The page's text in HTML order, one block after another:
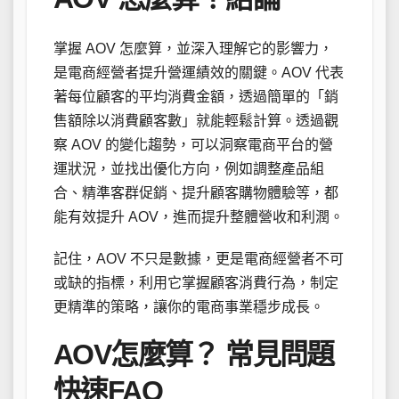
掌握 AOV 怎麼算，並深入理解它的影響力，
是電商經營者提升營運績效的關鍵。AOV 代表
著每位顧客的平均消費金額，透過簡單的「銷
售額除以消費顧客數」就能輕鬆計算。透過觀
察 AOV 的變化趨勢，可以洞察電商平台的營
運狀況，並找出優化方向，例如調整產品組
合、精準客群促銷、提升顧客購物體驗等，都
能有效提升 AOV，進而提升整體營收和利潤。
記住，AOV 不只是數據，更是電商經營者不可
或缺的指標，利用它掌握顧客消費行為，制定
更精準的策略，讓你的電商事業穩步成長。
AOV怎麼算？ 常見問題
快速FAQ